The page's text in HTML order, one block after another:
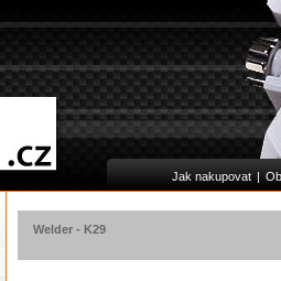
Jak nakupovat |
Welder - K29